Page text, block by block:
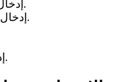
إدخال بيانات الصور الممسوحة ضوئيًا.
إدخال الصورة في جدول بيانات إكسل.
إدخال بيانات المستندات القانونية.